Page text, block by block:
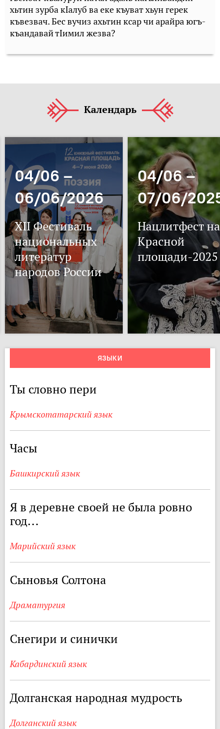
хьтин зурба кIалуб ва еке къуват хьун герек
къвезвач. Бес вучиз ахьтин ксар чи арайра югъ-
къандавай тIимил жезва?
Календарь
04/06 –
06/06/2026
XII Фестиваль
национальных
литератур
народов России
04/06 –
07/06/
Нацлитфест на
Красной
площади-2025
ЯЗЫКИ
Ты словно пери
Крымскотатарский язык
Часы
Башкирский язык
Я в деревне своей не была ровно
год...
Марийский язык
Сыновья Солтона
Драматургия
Снегири и синички
Кабардинский язык
Долганская народная мудрость
Долганский язык